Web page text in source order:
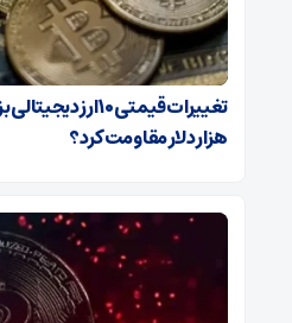
هزار دلار مقاومت کرد؟